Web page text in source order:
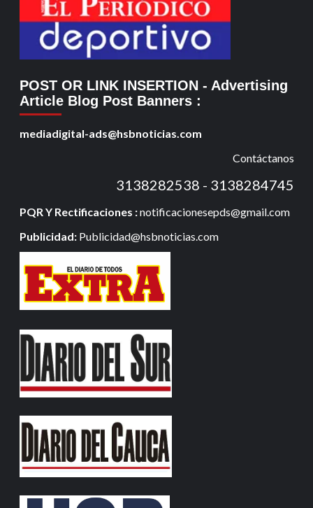
POST OR LINK INSERTION - Advertising
Article Blog Post Banners :
mediadigital-ads@hsbnoticias.com
Contáctanos
3138282538 - 3138284745
PQR Y Rectificaciones :notificacionesepds@gmail.com
Publicidad: Publicidad@hsbnoticias.com